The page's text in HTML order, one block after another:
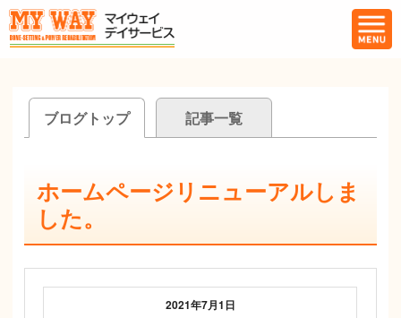
ブログトップ 記事一覧
ホームページリニューアルしま
した。
2021年7月1日